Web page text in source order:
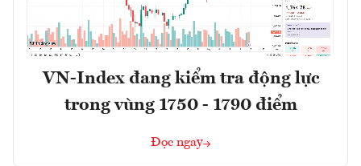
VN-Index đang kiểm tra động lực
trong vùng 1750 - 1790 điểm
Đọc ngay